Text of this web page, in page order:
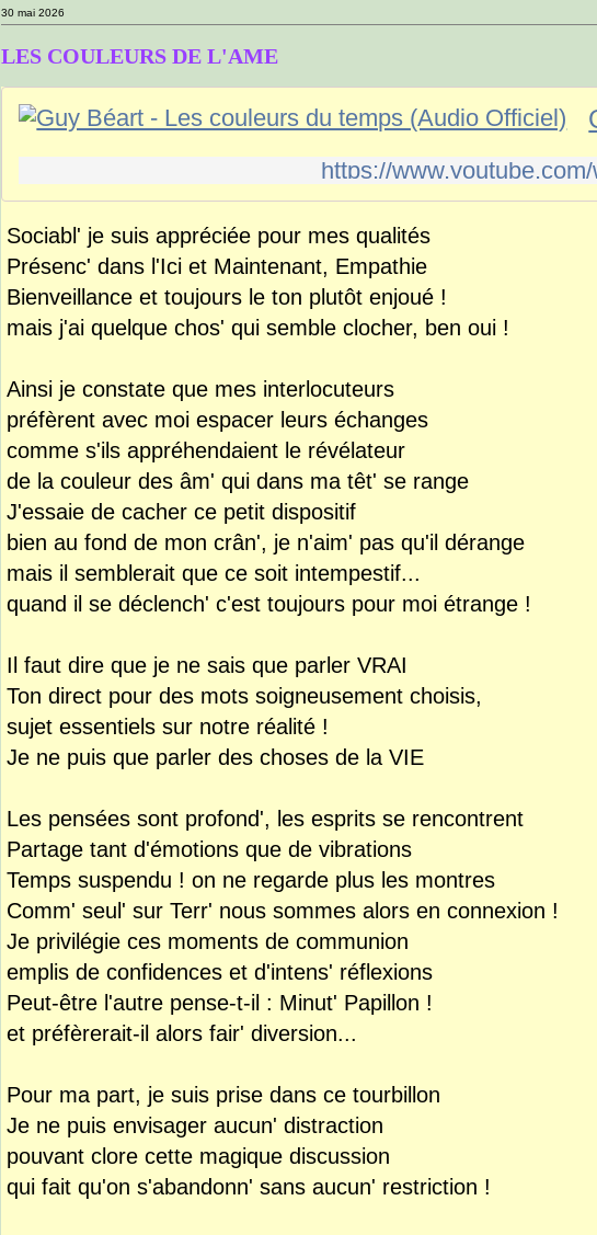
30 mai 2026
LES COULEURS DE L'AME
https://
Sociabl' je suis appréciée pour mes qualités
Présenc' dans l'Ici et Maintenant, Empathie
Bienveillance et toujours le ton plutôt enjoué !
mais j'ai quelque chos' qui semble clocher, ben oui !
Ainsi je constate que mes interlocuteurs
préfèrent avec moi espacer leurs échanges
comme s'ils appréhendaient le révélateur
de la couleur des âm' qui dans ma têt' se range
J'essaie de cacher ce petit dispositif
bien au fond de mon crân', je n'aim' pas qu'il dérange
mais il semblerait que ce soit intempestif...
quand il se déclench' c'est toujours pour moi étrange !
Il faut dire que je ne sais que parler VRAI
Ton direct pour des mots soigneusement choisis,
sujet essentiels sur notre réalité !
Je ne puis que parler des choses de la VIE
Les pensées sont profond', les esprits se rencontrent
Partage tant d'émotions que de vibrations
Temps suspendu ! on ne regarde plus les montres
Comm' seul' sur Terr' nous sommes alors en connexion !
Je privilégie ces moments de communion
emplis de confidences et d'intens' réflexions
Peut-être l'autre pense-t-il : Minut' Papillon !
et préfèrerait-il alors fair' diversion...
Pour ma part, je suis prise dans ce tourbillon
Je ne puis envisager aucun' distraction
pouvant clore cette magique discussion
qui fait qu'on s'abandonn' sans aucun' restriction !